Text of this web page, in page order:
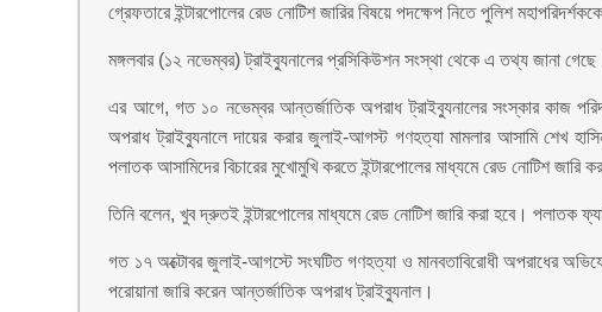
গ্রেফতারে ইন্টারপোলের রেড নোটিশ জারির বিষয়ে পদক্ষেপ নিতে পুলিশ
মঙ্গলবার (১২ নভেম্বর) ট্রাইব্যুনালের প্রসিকিউশন সংস্থা থেকে এ তথ্য জানা
এর আগে, গত ১০ নভেম্বর আন্তর্জাতিক অপরাধ ট্রাইব্যুনালের সংস্কার কাজ
অপরাধ ট্রাইব্যুনালে দায়ের করার জুলাই-আগস্ট গণহত্যা মামলার আসামি শেখ
পলাতক আসামিদের বিচারের মুখোমুখি করতে ইন্টারপোলের মাধ্যমে রেড নোটিশ জারি
তিনি বলেন, খুব দ্রুতই ইন্টারপোলের মাধ্যমে রেড নোটিশ জারি করা হবে। পলাতক
গত ১৭ অক্টোবর জুলাই-আগস্টে সংঘটিত গণহত্যা ও মানবতাবিরোধী অপরাধের
পরোয়ানা জারি করেন আন্তর্জাতিক অপরাধ ট্রাইব্যুনাল।